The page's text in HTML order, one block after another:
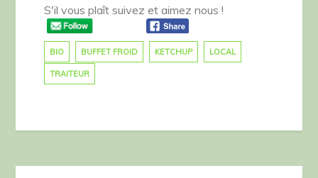
S'il vous plaît suivez et aimez nous !
BIO BUFFET FROID KETCHUP LOCAL
TRAITEUR